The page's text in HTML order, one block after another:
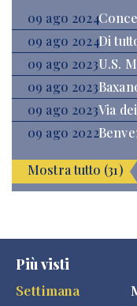
09 ago 2024
09 ago 2024Di
09 ago 2023U.S.
09 ago 2023
09 ago 2023Via
09 ago 2022
Mostra tutto (31)
Più visti
Settimana